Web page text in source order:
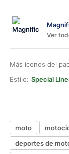
Ver
Más iconos del
Estilo: Special
moto
deportes de